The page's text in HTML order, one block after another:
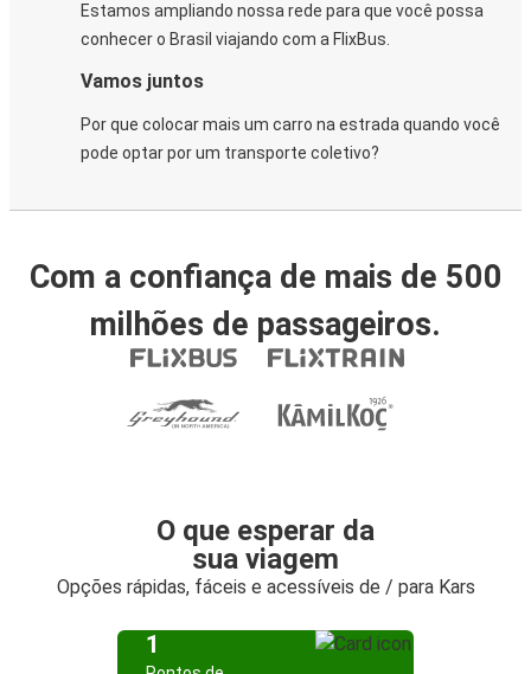
Estamos ampliando nossa rede para que você possa
conhecer o Brasil viajando com a FlixBus.
Vamos juntos
Por que colocar mais um carro na estrada quando você
pode optar por um transporte coletivo?
Com a confiança de mais de 500
milhões de passageiros.
O que esperar da
sua viagem
Opções rápidas, fáceis e acessíveis de / para Kars
1